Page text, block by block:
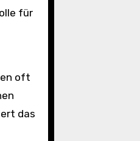
für
oft
das